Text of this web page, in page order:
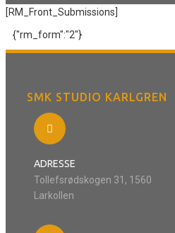
[RM_Front_Submissions]
{"rm_form":"2"}
SMK STUDIO KARLGREN
ADRESSE
Tollefsrødskogen 31, 1560
Larkollen